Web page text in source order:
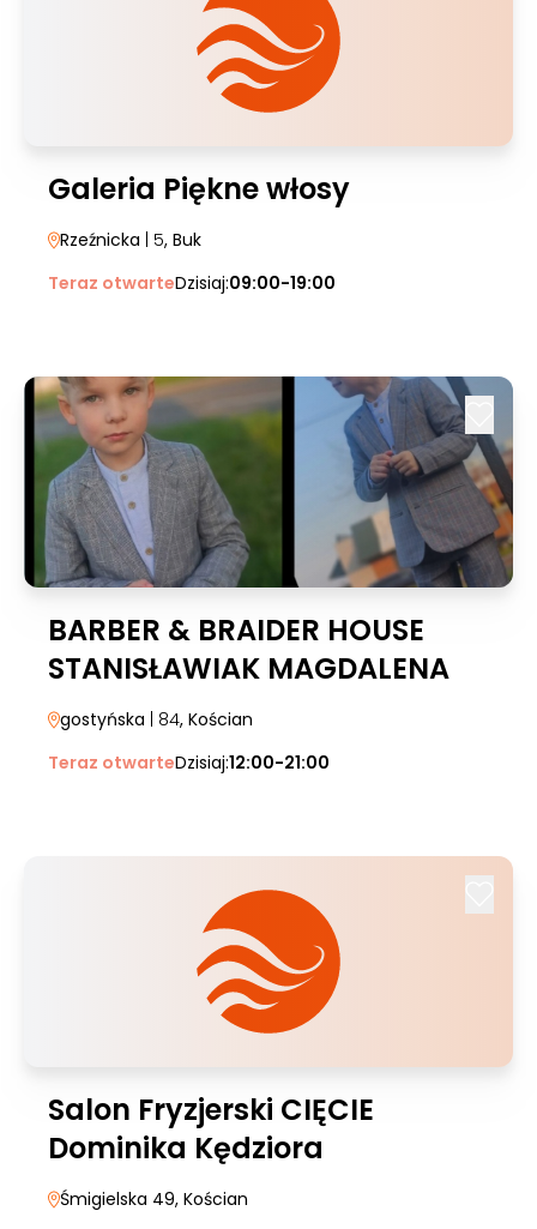
Galeria Piękne włosy
Rzeźnicka | 5, Buk
Teraz otwarteDzisiaj:09:00-19:00
BARBER & BRAIDER HOUSE
STANISŁAWIAK MAGDALENA
gostyńska | 84, Kościan
Teraz otwarteDzisiaj:12:00-21:00
Salon Fryzjerski CIĘCIE
Dominika Kędziora
Śmigielska 49, Kościan